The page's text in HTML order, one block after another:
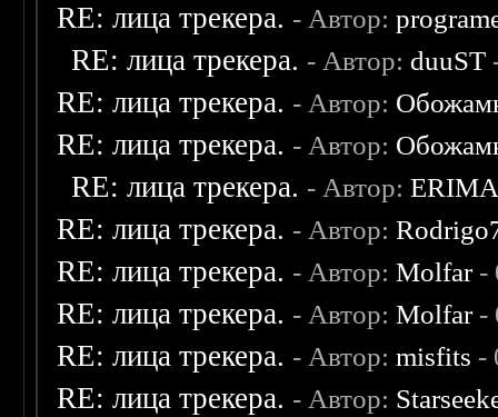
RE: лица трекера. - Автор:
RE: лица трекера. - Автор: duuST
RE: лица трекера. - Автор:
RE: лица трекера. - Автор:
RE: лица трекера. - Автор:
RE: лица трекера. - Автор:
RE: лица трекера. - Автор:Molfar-
RE: лица трекера. - Автор:Molfar-
RE: лица трекера. - Автор:misfits -
RE: лица трекера. - Автор: